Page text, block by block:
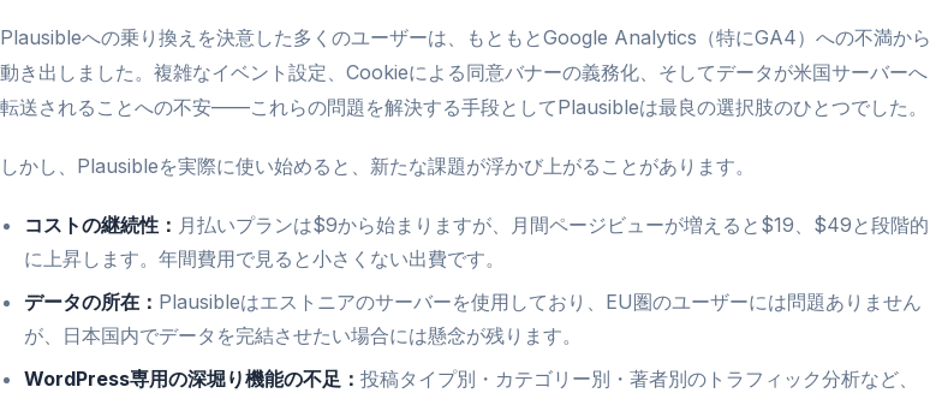
Plausibleへの乗り換えを決意した多くのユーザーは、もともとGoogle Analytics（特にGA4）への不満から
動き出しました。複雑なイベント設定、Cookieによる同意バナーの義務化、そしてデータが米国サーバーへ
転送されることへの不安——これらの問題を解決する手段としてPlausibleは最良の選択肢のひとつでした。
しかし、Plausibleを実際に使い始めると、新たな課題が浮かび上がることがあります。
コストの継続性： 月払いプランは$9から始まりますが、月間ページビューが増えると$19、$49と段階的
に上昇します。年間費用で見ると小さくない出費です。
データの所在： Plausibleはエストニアのサーバーを使用しており、EU圏のユーザーには問題ありません
が、日本国内でデータを完結させたい場合には懸念が残ります。
WordPress専用の深堀り機能の不足： 投稿タイプ別・カテゴリー別・著者別のトラフィック分析など、